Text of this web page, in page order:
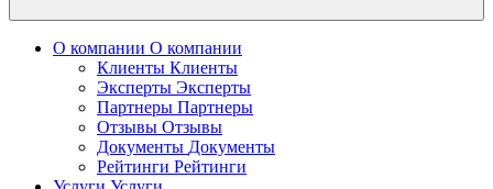
О компании О компании
Клиенты Клиенты
Эксперты Эксперты
Партнеры Партнеры
Отзывы Отзывы
Документы Документы
Рейтинги Рейтинги